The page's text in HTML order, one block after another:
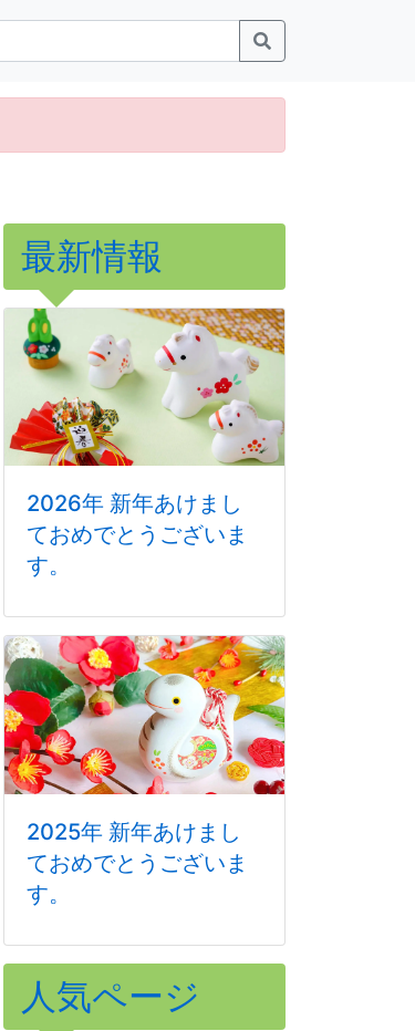
最新情報
2026年 新年あけまし
ておめでとうございま
す。
2025年 新年あけまし
ておめでとうございま
す。
人気ページ